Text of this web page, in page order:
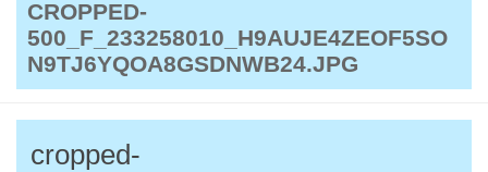
CROPPED-
500_F_233258010_H9AUJE4ZEOF5SO
N9TJ6YQOA8GSDNWB24.JPG
cropped-